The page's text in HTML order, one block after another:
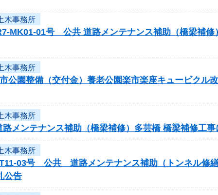
木事務所
MK01-01号 公共 道路メンテナンス補助（橋梁補
木事務所
園整備（交付金）養老公園楽市楽座キュービクル
木事務所
メンテナンス補助（橋梁補修）多芸橋 橋梁補修工
木事務所
03号 公共 道路メンテナンス補助（トンネル修
公告